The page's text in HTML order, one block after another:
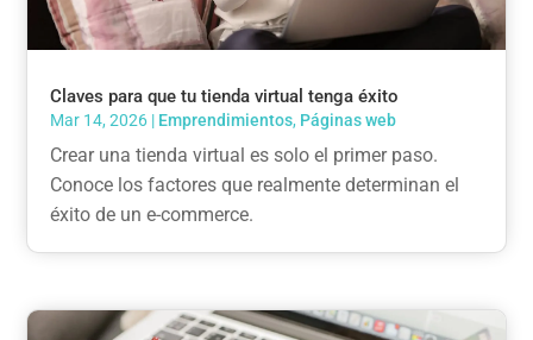
Claves para que tu tienda virtual tenga éxito
Mar 14, 2026 | Emprendimientos, Páginas web
Crear una tienda virtual es solo el primer paso.
Conoce los factores que realmente determinan el
éxito de un e-commerce.